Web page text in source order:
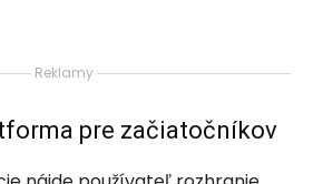
Reklamy
pre začiatočníkov